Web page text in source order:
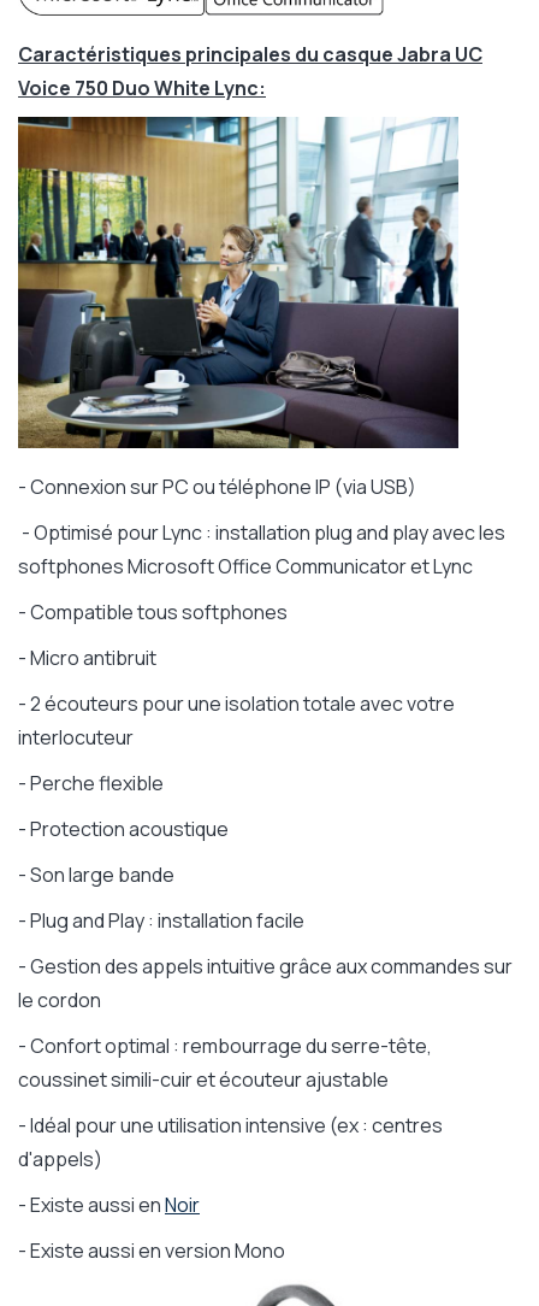
Caractéristiques principales du casque Jabra UC
Voice 750 Duo White Lync:
- Connexion sur PC ou téléphone IP (via USB)
- Optimisé pour Lync : installation plug and play avec les
softphones Microsoft Office Communicator et Lync
- Compatible tous softphones
- Micro antibruit
- 2 écouteurs pour une isolation totale avec votre
interlocuteur
- Perche flexible
- Protection acoustique
- Son large bande
- Plug and Play : installation facile
- Gestion des appels intuitive grâce aux commandes sur
le cordon
- Confort optimal : rembourrage du serre-tête,
coussinet simili-cuir et écouteur ajustable
- Idéal pour une utilisation intensive (ex : centres
d'appels)
- Existe aussi enNoir
- Existe aussi en version Mono